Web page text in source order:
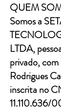
QUEM
Somos a
LTDA,
privado, com
Rodrigues
inscrita no
11.110.636/